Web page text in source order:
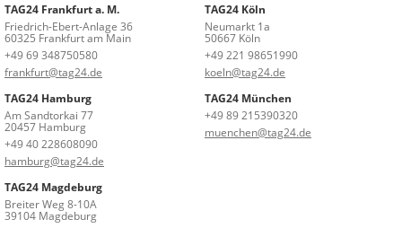
TAG24 Frankfurt a. M.
Friedrich-Ebert-Anlage 36
60325 Frankfurt am Main
+49 69 348750580
frankfurt@tag24.de
TAG24 Köln
Neumarkt 1a
50667 Köln
+49 221 98651990
koeln@tag24.de
TAG24 Hamburg
Am Sandtorkai 77
20457 Hamburg
+49 40 228608090
hamburg@tag24.de
TAG24 München
+49 89 215390320
muenchen@tag24.de
TAG24 Magdeburg
Breiter Weg 8-10A
39104 Magdeburg